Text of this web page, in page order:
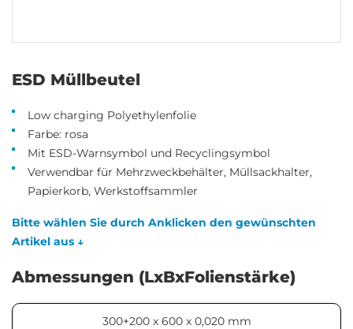
ESD Müllbeutel
Low charging Polyethylenfolie
Farbe: rosa
Mit ESD-Warnsymbol und Recyclingsymbol
Verwendbar für Mehrzweckbehälter, Müllsackhalter,
Papierkorb, Werkstoffsammler
Bitte wählen Sie durch Anklicken den gewünschten
Artikel aus ↓
Abmessungen (LxBxFolienstärke)
300+200 x 600 x 0,020 mm